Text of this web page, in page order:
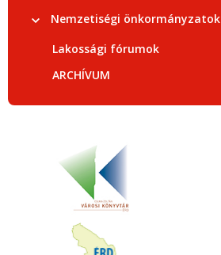
Nemzetiségi önkormányzatok
Lakossági fórumok
ARCHÍVUM